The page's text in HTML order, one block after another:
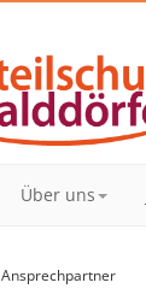
Über uns
Ansprechpartner